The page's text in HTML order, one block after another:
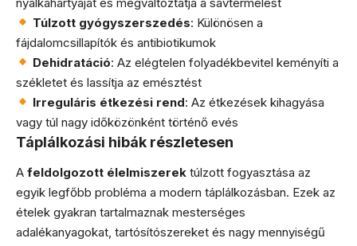
Túlzott gyógyszerszedés: Különösen a
fájdalomcsillapítók és antibiotikumok
Dehidratáció: Az elégtelen folyadékbevitel keményíti a
székletet és lassítja az emésztést
Irreguláris étkezési rend: Az étkezések kihagyása
vagy túl nagy időközönként történő evés
Táplálkozási hibák részletesen
A feldolgozott élelmiszerek túlzott fogyasztása az
egyik legfőbb probléma a modern táplálkozásban. Ezek az
ételek gyakran tartalmaznak mesterséges
adalékanyagokat, tartósítószereket és nagy mennyiségű